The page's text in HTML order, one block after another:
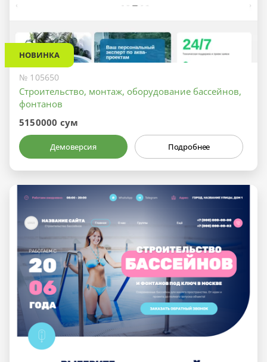
НОВИНКА
№ 105650
Строительство, монтаж, оборудование бассейнов,
фонтанов
5150000 сум
Демоверсия Подробнее